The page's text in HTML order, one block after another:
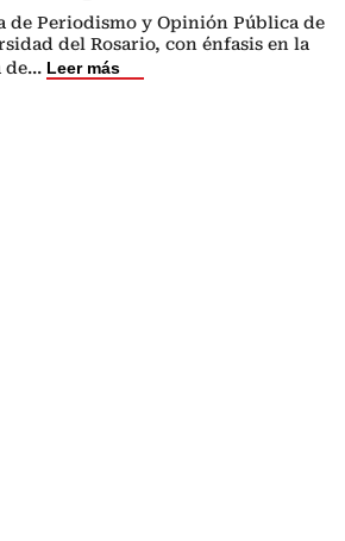
de Periodismo y Opinión Pública de
del Rosario, con énfasis en la
de... Leer más